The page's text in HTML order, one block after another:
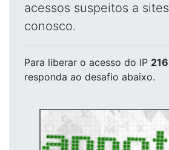
acessos suspeitos a
conosco.
Para liberar o acesso do IP
responda ao desafio abaixo.